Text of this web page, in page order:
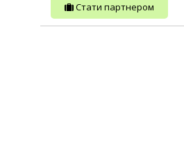
Стати партнером